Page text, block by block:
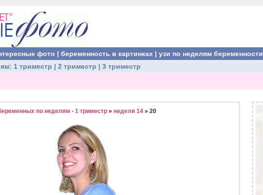
фото | беременность в картинках | узи по неделям беременности
1 триместр | 2 триместр | 3 триместр
по неделям - 1 триместр » неделя 14 » 20